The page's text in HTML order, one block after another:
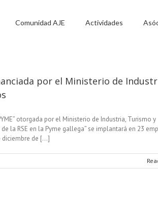
Comunidad AJE Actividades
por el Ministerio de
otorgada por el Ministerio de Industria, Turismo y
la RSE en la Pyme gallega” se implantará en 23
diciembre de [...]